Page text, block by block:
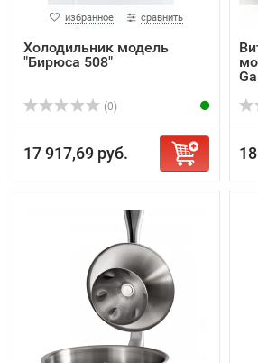
избранное сравнить
Холодильник модель
"Бирюса 508"
(0)
17 917,69 руб.